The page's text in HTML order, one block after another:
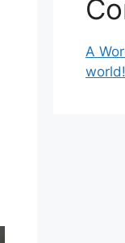
A
world!